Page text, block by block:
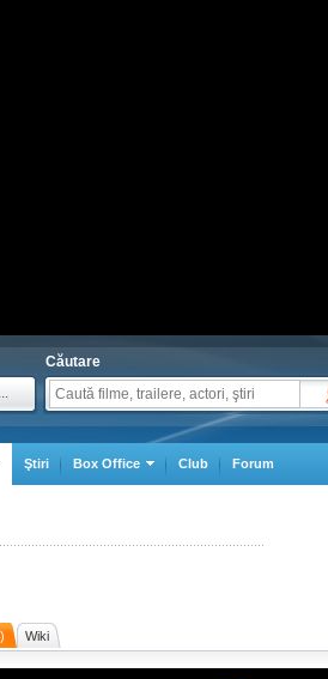
Căutare
Ştiri Box Office Club Forum
Wiki